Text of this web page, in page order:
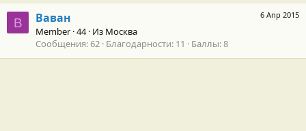
В
6 Апр 2015
Ваван
Member ·44· Из Москва
Сообщения 62 Благодарности 11 Баллы 8